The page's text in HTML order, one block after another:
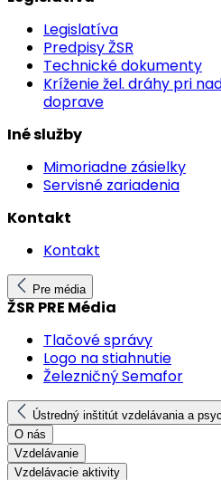
Legislatíva
Predpisy ŽSR
Technické dokumenty
Kríženie žel. dráhy pri
doprave
Iné služby
Mimoriadne zásielky
Servisné zariadenia
Kontakt
Kontakt
Pre média
ŽSR PRE Média
Tlačové správy
Logo na stiahnutie
Železničný Semafor
Ústredný inštitút vzdelávania a
O nás
Vzdelávanie
Vzdelávacie aktivity